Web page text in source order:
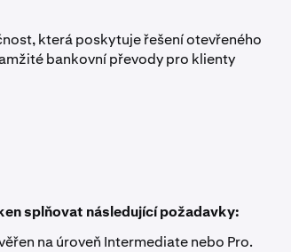
která poskytuje řešení otevřeného
bankovní převody pro klienty
splňovat následující požadavky:
na úroveň Intermediate nebo Pro.